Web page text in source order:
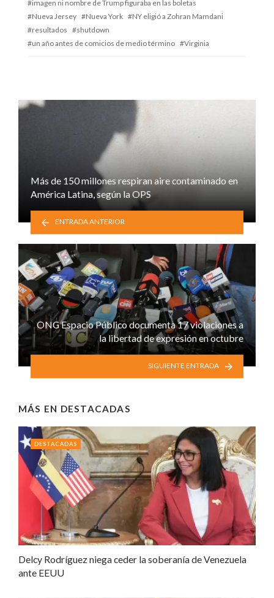
imagen ni nombre de Trump figuraba en las boletas
Nueva Jersey
Nueva York
NY eligió a Zohran Mamdani
resultados
shutdown
un año antes de comicios de medio término
Virginia
Más de 150 millones respiran aire contaminado en
América Latina, según la OPS
ENTRADA ANTERIOR
ONG Espacio Público documenta 17 violaciones a
la libertad de expresión en octubre
SIGUIENTE ENTRADA
MÁS EN DESTACADAS
Delcy Rodríguez niega ceder la soberanía de Venezuela
ante EEUU
DESTACADAS